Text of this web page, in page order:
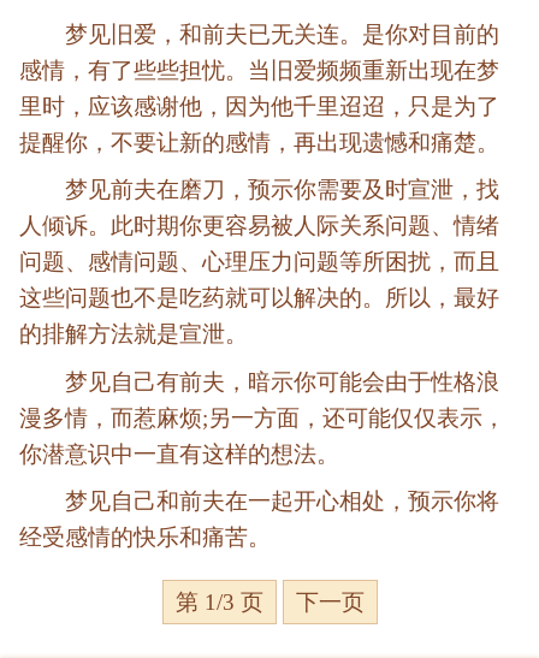
梦见旧爱，和前夫已无关连。是你对目前的
感情，有了些些担忧。当旧爱频频重新出现在梦
里时，应该感谢他，因为他千里迢迢，只是为了
提醒你，不要让新的感情，再出现遗憾和痛楚。
梦见前夫在磨刀，预示你需要及时宣泄，找
人倾诉。此时期你更容易被人际关系问题、情绪
问题、感情问题、心理压力问题等所困扰，而且
这些问题也不是吃药就可以解决的。所以，最好
的排解方法就是宣泄。
梦见自己有前夫，暗示你可能会由于性格浪
漫多情，而惹麻烦;另一方面，还可能仅仅表示，
你潜意识中一直有这样的想法。
梦见自己和前夫在一起开心相处，预示你将
经受感情的快乐和痛苦。
第 1/3 页 下一页